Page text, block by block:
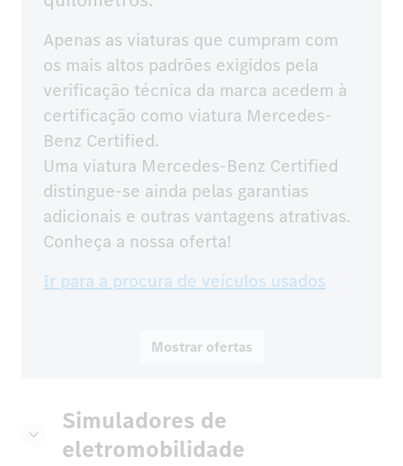
Apenas as viaturas que cumpram com
os mais altos padrões exigidos pela
verificação técnica da marca acedem à
certificação como viatura Mercedes-
Benz Certified.
Uma viatura Mercedes-Benz Certified
distingue-se ainda pelas garantias
adicionais e outras vantagens atrativas.
Conheça a nossa oferta!
Ir para a procura de veículos usados
Mostrar ofertas
Simuladores de
eletromobilidade